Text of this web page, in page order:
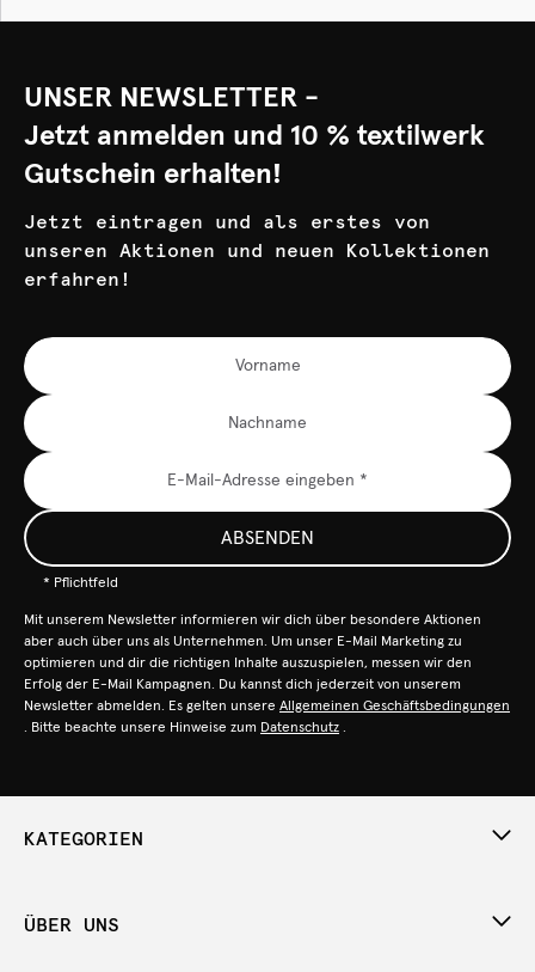
UNSER NEWSLETTER -
Jetzt anmelden und 10 % textilwerk
Gutschein erhalten!
Jetzt eintragen und als erstes von
unseren Aktionen und neuen Kollektionen
erfahren!
ABSENDEN
* Pflichtfeld
Mit unserem Newsletter informieren wir dich über besondere Aktionen
aber auch über uns als Unternehmen. Um unser E-Mail Marketing zu
optimieren und dir die richtigen Inhalte auszuspielen, messen wir den
Erfolg der E-Mail Kampagnen. Du kannst dich jederzeit von unserem
Newsletter abmelden. Es gelten unsere Allgemeinen Geschäftsbedingungen
. Bitte beachte unsere Hinweise zum Datenschutz .
KATEGORIEN
ÜBER UNS